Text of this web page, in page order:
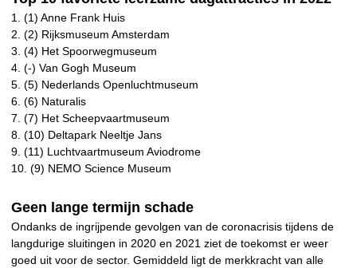
1. (1) Anne Frank Huis
2. (2) Rijksmuseum Amsterdam
3. (4) Het Spoorwegmuseum
4. (-) Van Gogh Museum
5. (5) Nederlands Openluchtmuseum
6. (6) Naturalis
7. (7) Het Scheepvaartmuseum
8. (10) Deltapark Neeltje Jans
9. (11) Luchtvaartmuseum Aviodrome
10. (9) NEMO Science Museum
Geen lange termijn schade
Ondanks de ingrijpende gevolgen van de coronacrisis tijdens de
langdurige sluitingen in 2020 en 2021 ziet de toekomst er weer
goed uit voor de sector. Gemiddeld ligt de merkkracht van alle